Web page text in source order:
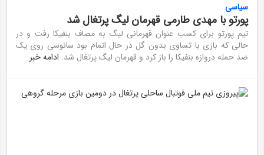
سیاسی
پورتو با مهدی طارمی قهرمان لیگ پرتغال شد
تیم پورتو برای کسب عنوان قهرمانی لیگ به مصاف بنفیکا رفت و در
حالی که بازی با تساوی بدون گل در حال اتمام بود سانوسی روی یک
ضد حمله دروازه بنفیکا را باز کرد و قهرمان لیگ پرتغال شد. ادامه خبر